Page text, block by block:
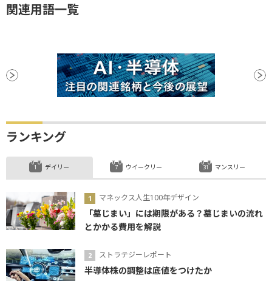
関連用語一覧
ランキング
デイリー
マネックス人生100年デザイン
「墓じまい」には期限がある？墓じまいの流れ
とかかる費用を解説
ストラテジーレポート
半導体株の調整は底値をつけたか
ウイークリー マンスリー